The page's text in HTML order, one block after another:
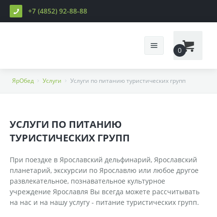
+7 (4852) 92-88-88
О нас
Скачать меню на эту неделю
Ассортимент
Услуги
Доставка обедов
Доставка ужинов
Отзывы
Контакты
0
ЯрОбед Услуги Услуги по питанию туристических групп
УСЛУГИ ПО ПИТАНИЮ
ТУРИСТИЧЕСКИХ ГРУПП
При поездке в Ярославский дельфинарий, Ярославский
планетарий, экскурсии по Ярославлю или любое другое
развлекательное, познавательное культурное
учреждение Ярославля Вы всегда можете рассчитывать
на нас и на нашу услугу - питание туристических групп.